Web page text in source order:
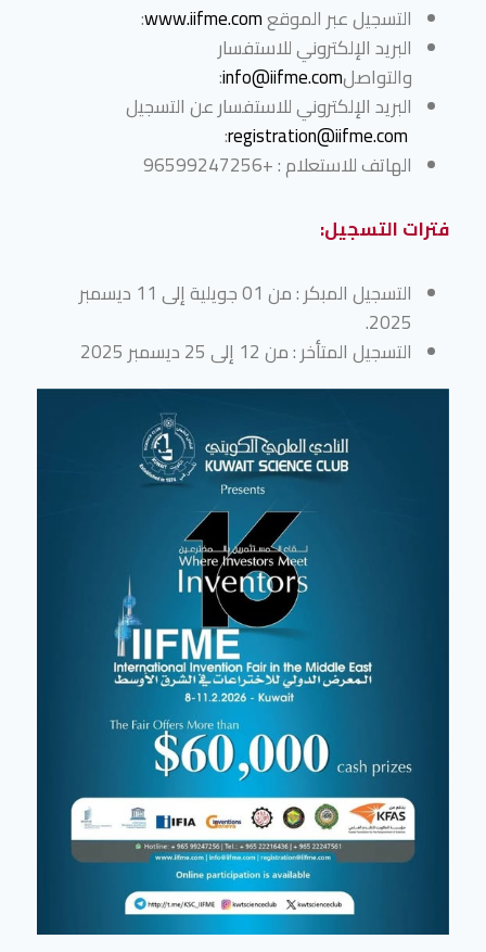
التسجيل عبر الموقعwww.iifme.com
:
البريد الإلكتروني للاستفسار
والتواصلinfo@iifme.com
:
البريد الإلكتروني للاستفسار عن التسجيل
registration@iifme.com
:
الهاتف للاستعلام : +96599247256
فترات التسجيل:
التسجيل المبكر : من 01 جويلية إلى 11 ديسمبر
2025.
التسجيل المتأخر : من 12 إلى 25 ديسمبر 2025